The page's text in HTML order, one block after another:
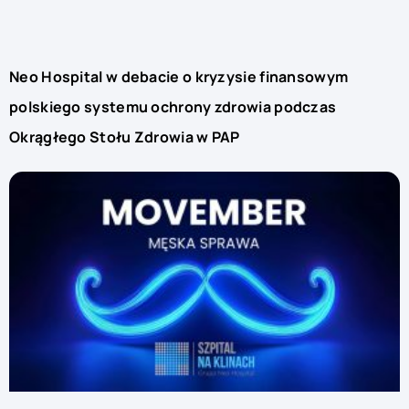
Neo Hospital w debacie o kryzysie finansowym
polskiego systemu ochrony zdrowia podczas
Okrągłego Stołu Zdrowia w PAP